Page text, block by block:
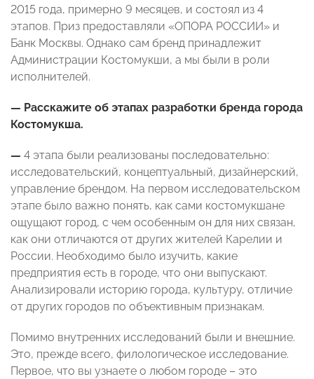
2015 года, примерно 9 месяцев, и состоял из 4
этапов. Приз предоставляли «ОПОРА РОССИИ» и
Банк Москвы. Однако сам бренд принадлежит
Администрации Костомукши, а мы были в роли
исполнителей.
— Расскажите об этапах разработки бренда города
Костомукша.
— 4 этапа были реализованы последовательно:
исследовательский, концептуальный, дизайнерский,
управление брендом. На первом исследовательском
этапе было важно понять, как сами костомукшане
ощущают город, с чем особенным он для них связан,
как они отличаются от других жителей Карелии и
России. Необходимо было изучить, какие
предприятия есть в городе, что они выпускают.
Анализировали историю города, культуру, отличие
от других городов по объективным признакам.
Помимо внутренних исследований были и внешние.
Это, прежде всего, филологическое исследование.
Первое, что вы узнаете о любом городе – это